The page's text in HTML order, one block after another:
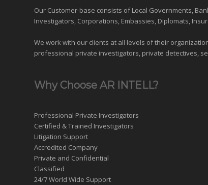
Our Customer-base consists of Local Governments,
Investigators, Corporations, Embassies, Diplomats,
We work with our clients at all levels of their
professional private investigators, private detectives,
Why Choose AR INTELL?
Professional Private Investigators
Certified & Trained Investigators
Litigation Support
Accredited Company
Private and Confidential
Classified
24/7 World Wide Support